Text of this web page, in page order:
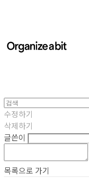
수정하기
삭제하기
글쓴이
목록으로 가기